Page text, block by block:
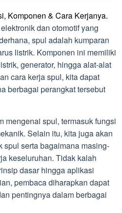
Komponen & Cara Kerjanya.
dan otomotif yang
spul adalah kumparan
listrik. Komponen ini memiliki
generator, hingga alat-alat
cara kerja spul, kita dapat
berbagai perangkat tersebut
mengenai spul, termasuk fungsi
Selain itu, kita juga akan
spul serta bagaimana masing-
keseluruhan. Tidak kalah
dasar hingga aplikasi
pembaca diharapkan dapat
pentingnya dalam berbagai